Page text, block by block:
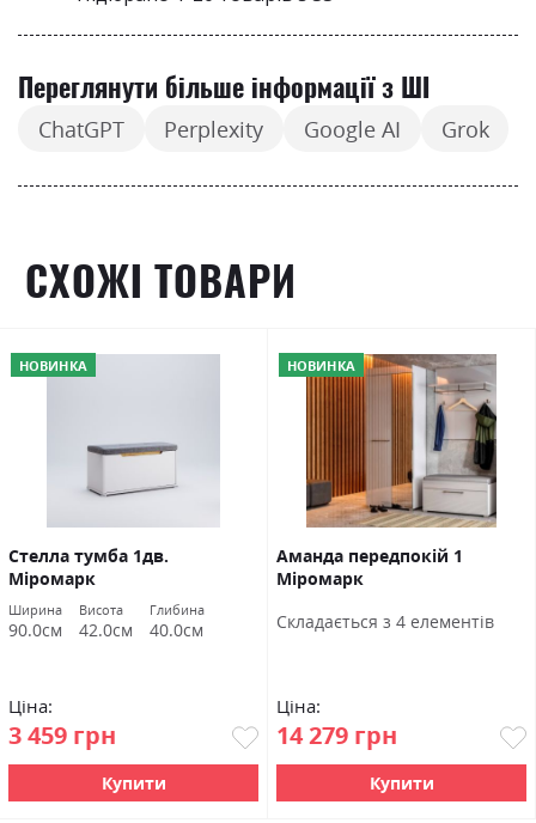
Переглянути більше інформації з ШІ
ChatGPT Perplexity Google AI Grok
СХОЖІ ТОВАРИ
НОВИНКА
Стелла тумба 1дв.
Міромарк
Ширина
90.0см
Висота
42.0см
Глибина
40.0см
Ціна:
3 459 грн
Купити
НОВИНКА
Аманда передпокій 1
Міромарк
Cкладається з 4 елементів
Ціна:
14 279 грн
Купити